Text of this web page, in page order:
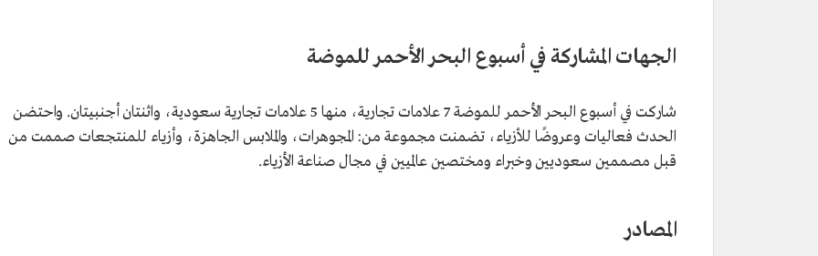
الجهات المشاركة في أسبوع البحر الأحمر للموضة
شاركت في أسبوع البحر الأحمر للموضة 7 علامات تجارية، منها 5 علامات تجارية سعودية، واثنتان أجنبيتان. واحتضن
الحدث فعاليات وعروضًا للأزياء، تضمنت مجموعة من: المجوهرات، والملابس الجاهزة، وأزياء للمنتجعات صممت من
قبل مصممين سعوديين وخبراء ومختصين عالميين في مجال صناعة الأزياء.
المصادر